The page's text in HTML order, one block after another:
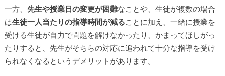
一方、 先生や授業日の変更が困難なことや、生徒が複数の場合
は生徒一人当たりの指導時間が減る ことに加え、一緒に授業を
受ける生徒が自力で問題を解けなかったり、かまってほしがっ
たりすると、先生がそちらの対応に追われて十分な指導を受け
られなくなるというデメリットがあります。